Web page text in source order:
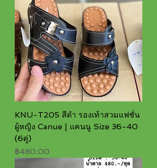
KNU-T205 สีดำ รองเท้าสวมแฟชั่น
ผู้หญิง Canue | แคนนู Size 36-40
(6คู่)
ราคา
฿480.00